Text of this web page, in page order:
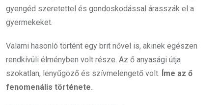
gyengéd szeretettel és gondoskodással árasszák el a
gyermekeket.
Valami hasonló történt egy brit nővel is, akinek egészen
rendkívüli élményben volt része. Az ő anyasági útja
szokatlan, lenyűgöző és szívmelengető volt. Íme az ő
fenomenális története.